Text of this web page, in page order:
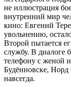
не иллюстрация
внутренний мир
кино: Евгений
увольнению,
Второй пытается
службу. В диалоге
телефону с женой
Будённовске, Норд
навсегда.